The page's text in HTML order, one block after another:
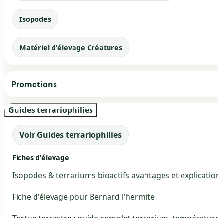
Isopodes
Matériel d'élevage Créatures
Promotions
Guides terrariophilies
Voir Guides terrariophilies
Fiches d'élevage
Isopodes & terrariums bioactifs avantages et
Fiche d'élevage pour Bernard l'hermite